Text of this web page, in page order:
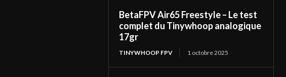
BetaFPV Air65 Freestyle – Le test
complet du Tinywhoop analogique
17gr
TINYWHOOP FPV 1 octobre 2025